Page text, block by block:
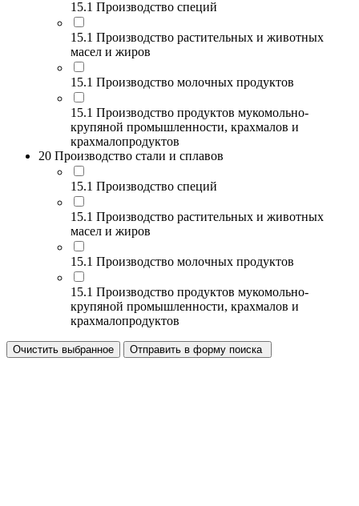
15.1 Производство специй
15.1 Производство растительных и животных
масел и жиров
15.1 Производство молочных продуктов
15.1 Производство продуктов мукомольно-
крупяной промышленности, крахмалов и
крахмалопродуктов
20 Производство стали и сплавов
15.1 Производство специй
15.1 Производство растительных и животных
масел и жиров
15.1 Производство молочных продуктов
15.1 Производство продуктов мукомольно-
крупяной промышленности, крахмалов и
крахмалопродуктов